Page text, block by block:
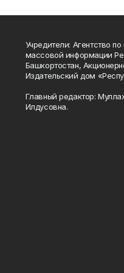
Учредители: Агентство
массовой информации
Башкортостан,
Издательский дом
Главный редактор:
Илдусовна.